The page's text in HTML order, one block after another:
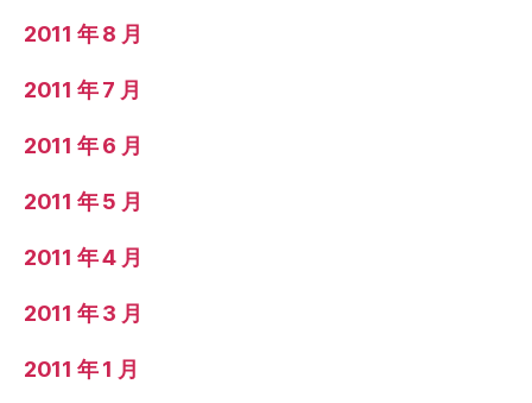
2011 年 8 月
2011 年 7 月
2011 年 6 月
2011 年 5 月
2011 年 4 月
2011 年 3 月
2011 年 1 月